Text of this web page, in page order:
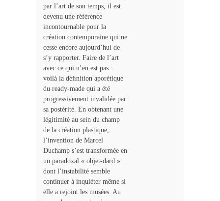
par l’art de son temps, il est
devenu une référence
incontournable pour la
création contemporaine qui ne
cesse encore aujourd’hui de
s’y rapporter. Faire de l’art
avec ce qui n’en est pas :
voilà la déﬁnition aporétique
du ready-made qui a été
progressivement invalidée par
sa postérité. En obtenant une
légitimité au sein du champ
de la création plastique,
l’invention de Marcel
Duchamp s’est transformée en
un paradoxal « objet-dard »
dont l’instabilité semble
continuer à inquiéter même si
elle a rejoint les musées. Au